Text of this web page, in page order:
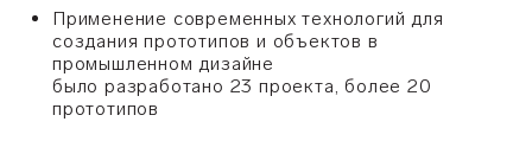
Применение современных технологий для
создания прототипов и объектов в
промышленном дизайне
было разработано 23 проекта, более 20
прототипов